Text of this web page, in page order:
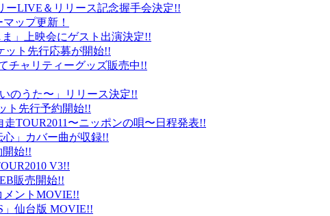
ーLIVE＆リリース記念握手会決定!!
ップ更新！
」上映会にゲスト出演決定!!
ット先行応募が開始!!
チャリティーグッズ販売中!!
のうた〜」リリース決定!!
ト先行予約開始!!
TOUR2011〜ニッポンの唄〜日程発表!!
」カバー曲が収録!!
開始!!
V3!!
販売開始!!
メントMOVIE!!
」仙台版 MOVIE!!